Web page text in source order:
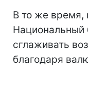
В то же время,
сглаживать
благодаря